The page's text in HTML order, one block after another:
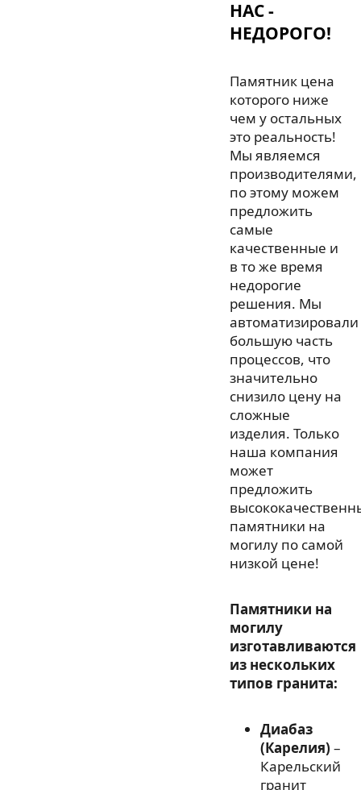
НАС -
НЕДОРОГО!
Памятник цена
которого ниже
чем у остальных
это реальность!
Мы являемся
производителями,
по этому можем
предложить
самые
качественные и
в то же время
недорогие
решения. Мы
автоматизировали
большую часть
процессов, что
значительно
снизило цену на
сложные
изделия. Только
наша компания
может
предложить
памятники на
могилу по самой
низкой цене!
Памятники на
могилу
изготавливаются
из нескольких
типов гранита:
Диабаз
(Карелия) –
Карельский
гранит